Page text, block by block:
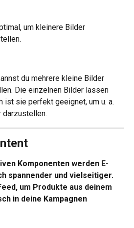
um kleinere Bilder
du mehrere kleine Bilder
Die einzelnen Bilder lassen
ist sie perfekt geeignet, um u. a.
darzustellen.
Komponenten werden E-
spannender und vielseitiger.
um Produkte aus deinem
in deine Kampagnen